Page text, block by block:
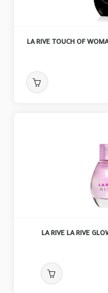
LA RIVE TOUCH OF
LA RIVE LA RIVE